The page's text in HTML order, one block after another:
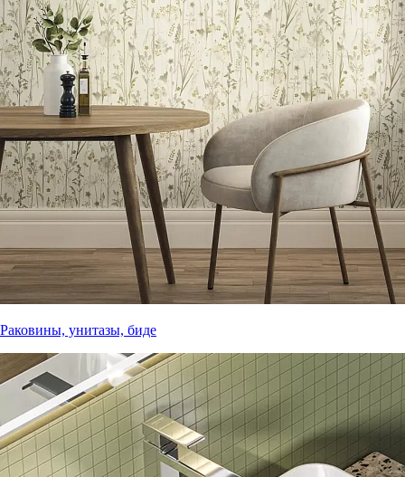
Раковины, унитазы, биде